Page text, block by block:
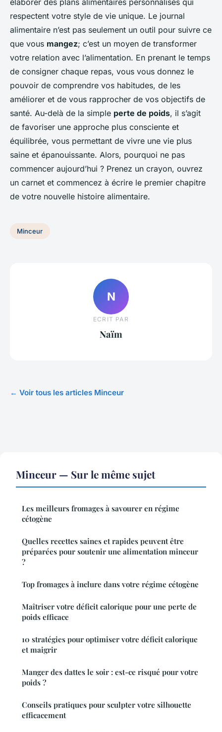
élaborer des plans alimentaires personnalisés qui
respectent votre style de vie unique. Le journal
alimentaire n’est pas seulement un outil pour suivre ce
que vous mangez; c’est un moyen de transformer
votre relation avec l’alimentation. En prenant le temps
de consigner chaque repas, vous vous donnez le
pouvoir de comprendre vos habitudes, de les
améliorer et de vous rapprocher de vos objectifs de
santé. Au-delà de la simple perte de poids, il s’agit
de favoriser une approche plus consciente et
équilibrée, vous permettant de vivre une vie plus
saine et épanouissante. Alors, pourquoi ne pas
commencer aujourd’hui ? Prenez un crayon, ouvrez
un carnet et commencez à écrire le premier chapitre
de votre nouvelle histoire alimentaire.
Minceur
N
ECRIT PAR
Naïm
← Voir tous les articles Minceur
Minceur — Sur le même sujet
Les meilleurs fromages à savourer en régime
cétogène
Quelles recettes saines et rapides peuvent être
préparées pour soutenir une alimentation minceur
?
Top fromages à inclure dans votre régime cétogène
Maîtriser votre déficit calorique pour une perte de
poids efficace
10 stratégies pour optimiser votre déficit calorique
et maigrir
Manger des dattes le soir : est-ce risqué pour votre
poids ?
Conseils pratiques pour sculpter votre silhouette
efficacement